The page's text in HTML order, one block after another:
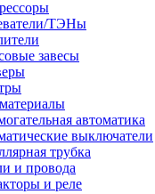
ТЭНы
завесы
автоматика
выключатели
трубка
и провода
и реле